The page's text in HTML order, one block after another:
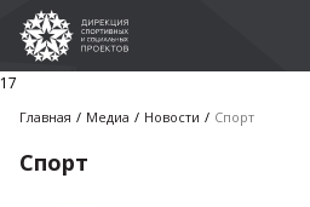
17
Главная Медиа Новости Спорт
Спорт